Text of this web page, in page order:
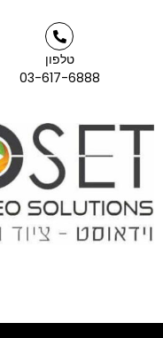
טלפון
03-617-6888